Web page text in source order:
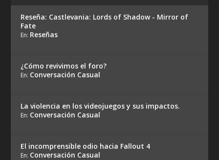
Reseña: Castlevania: Lords of Shadow - Mirror of
Fate
En: Reseñas
¿Cómo revivimos el foro?
En: Conversación Casual
La violencia en los videojuegos y sus impactos.
En: Conversación Casual
El incomprensible odio hacia Fallout 4
En: Conversación Casual